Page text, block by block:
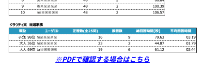
※PDFで確認する場合はこちら